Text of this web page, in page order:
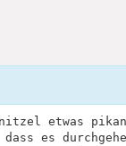
etwas
es